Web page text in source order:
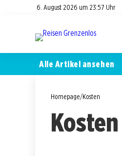
6. August 2026 um 23:57 Uhr
Alle Artikel ansehen
Homepage/Kosten
Kosten